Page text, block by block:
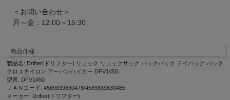
＜お問い合わせ＞
月～金：12:00～15:30
商品仕様
製品名: Drifter(ドリフター) リュック リュックサック バックパック デイパック パック
クロスナイロン アーバンハイカー DFV1450
型番: DFV1450
ＪＡＮコード: 4589839830478/4589839830485
メーカー: Drifter(ドリフター)